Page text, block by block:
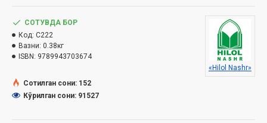
Издано в соответствии с заключением 03-07/3904 от
17 июня 2021 года комитета по делам религий при
кабинете минстров республики Узбекистан.
СОДЕРЖАНИЕ
СОТУВДА БОР
Код: C222
Вазни: 0.38кг
ISBN: 9789943703674
«Hilol Nashr»
Сотилган сони: 152
Кўрилган сони: 91527